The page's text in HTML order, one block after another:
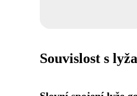
Souvislost s